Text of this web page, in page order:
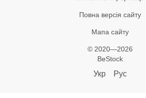
Повна версія сайту
Мапа сайту
© 2020—2026
BeStock
Укр Рус